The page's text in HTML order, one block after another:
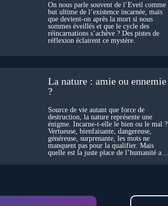
On nous parle souvent de l’Éveil comme
but ultime de l’existence incarnée, mais
que devient-on après la mort si nous
sommes éveillés et que le cycle des
réincarnations s’achève ? Des pistes de
réflexion éclairent ce mystère.
La nature : amie ou ennemie
?
Source de vie autant que force de
destruction, la nature représente une
énigme. Incarne-t-elle le bien ou le mal ?
Vertueuse, bienfaisante, dangereuse,
généreuse, surprenante, les mots ne
manquent pas pour la qualifier. Mais
quelle est la juste place de l’humanité au